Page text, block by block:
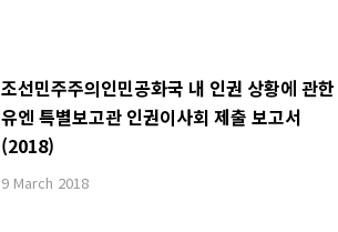
조선민주주의인민공화국 내 인권 상황에 관한
유엔 특별보고관 인권이사회 제출 보고서
(2018)
9 March 2018